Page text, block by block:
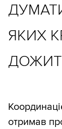
ЯКИХ
отримав